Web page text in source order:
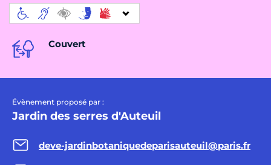
Couvert
Évènement proposé par :
Jardin des serres d'Auteuil
deve-jardinbotaniquedeparisauteuil@paris.fr